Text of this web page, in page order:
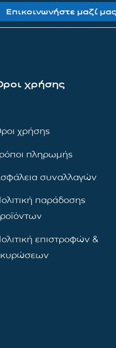
Επικοινωνήστε μαζί μας
χρήσης
χρήσης
πληρωμής
συναλλαγών
παράδοσης
επιστροφών &